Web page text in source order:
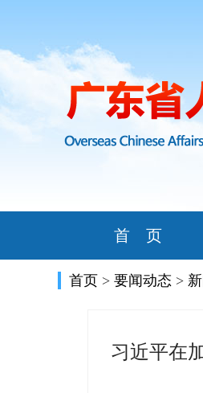
首 页
首页 > 要闻动态 >
习近平在